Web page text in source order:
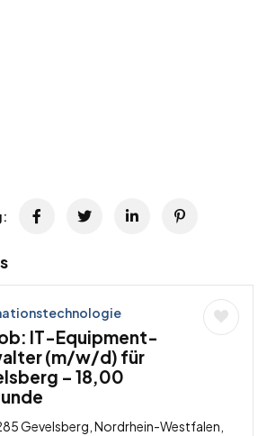
IT-Equipment-
(m/w/d) für
– 18,00
Gevelsberg, Nordrhein-Westfalen,